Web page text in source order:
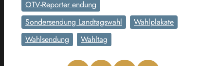
OTV-Reporter endung
Sondersendung Landtagswahl
Wahlplakate
Wahlsendung
Wahltag